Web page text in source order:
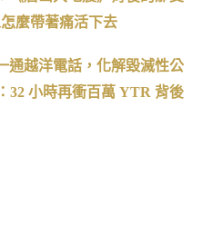
麼帶著痛活下去
通越洋電話，化解毀滅性公
32 小時再衝百萬 YTR 背後